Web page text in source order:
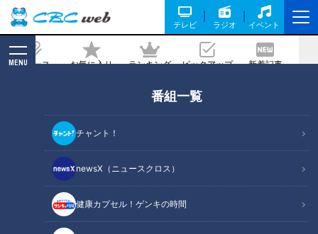
テレビ ラジオ イベント
ニュース お気に入り ランキング ピックアップ 新着記事
MENU
番組一覧
チャント！
newsX（ニュースクロス）
健康カプセル！ゲンキの時間
将のやさしさ！常連客に愛され続ける
「玉子とじらーめん」
記事に戻る